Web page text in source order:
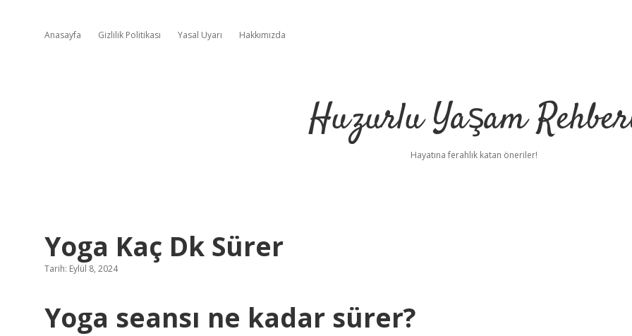
Anasayfa Gizlilik Politikası Yasal Uyarı Hakkımızda
Huzurlu Yaşam
Hayatına ferahlık katan öneriler!
Yoga Kaç Dk Sürer
Tarih: Eylül 8, 2024
Yoga seansı ne kadar sürer?